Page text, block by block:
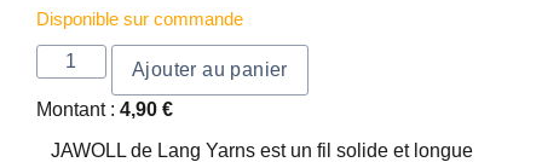
Disponible sur commande
Ajouter au panier
Montant : 4,90 €
JAWOLL de Lang Yarns est un fil solide et longue